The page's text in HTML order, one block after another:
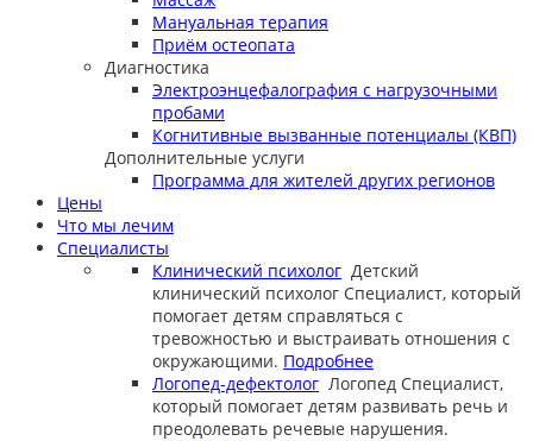
Мануальная терапия
Приём остеопата
Диагностика
Электроэнцефалография с нагрузочными
пробами
Когнитивные вызванные потенциалы (КВП)
Дополнительные услуги
Программа для жителей других регионов
Цены
Что мы лечим
Специалисты
Клинический психолог Детский
клинический психолог Специалист, который
помогает детям справляться с
тревожностью и выстраивать отношения с
окружающими. Подробнее
Логопед-дефектолог Логопед Специалист,
который помогает детям развивать речь и
преодолевать речевые нарушения.